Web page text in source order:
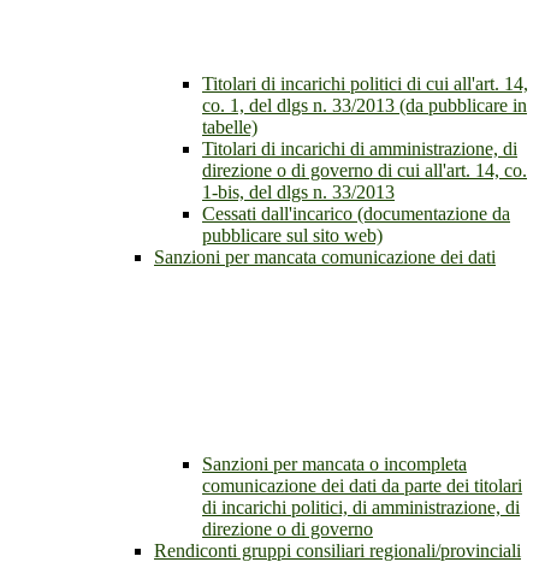
Titolari di incarichi politici di cui all'art. 14,
co. 1, del dlgs n. 33/2013 (da pubblicare in
tabelle)
Titolari di incarichi di amministrazione, di
direzione o di governo di cui all'art. 14, co.
1-bis, del dlgs n. 33/2013
Cessati dall'incarico (documentazione da
pubblicare sul sito web)
Sanzioni per mancata comunicazione dei dati
Sanzioni per mancata o incompleta
comunicazione dei dati da parte dei titolari
di incarichi politici, di amministrazione, di
direzione o di governo
Rendiconti gruppi consiliari regionali/provinciali